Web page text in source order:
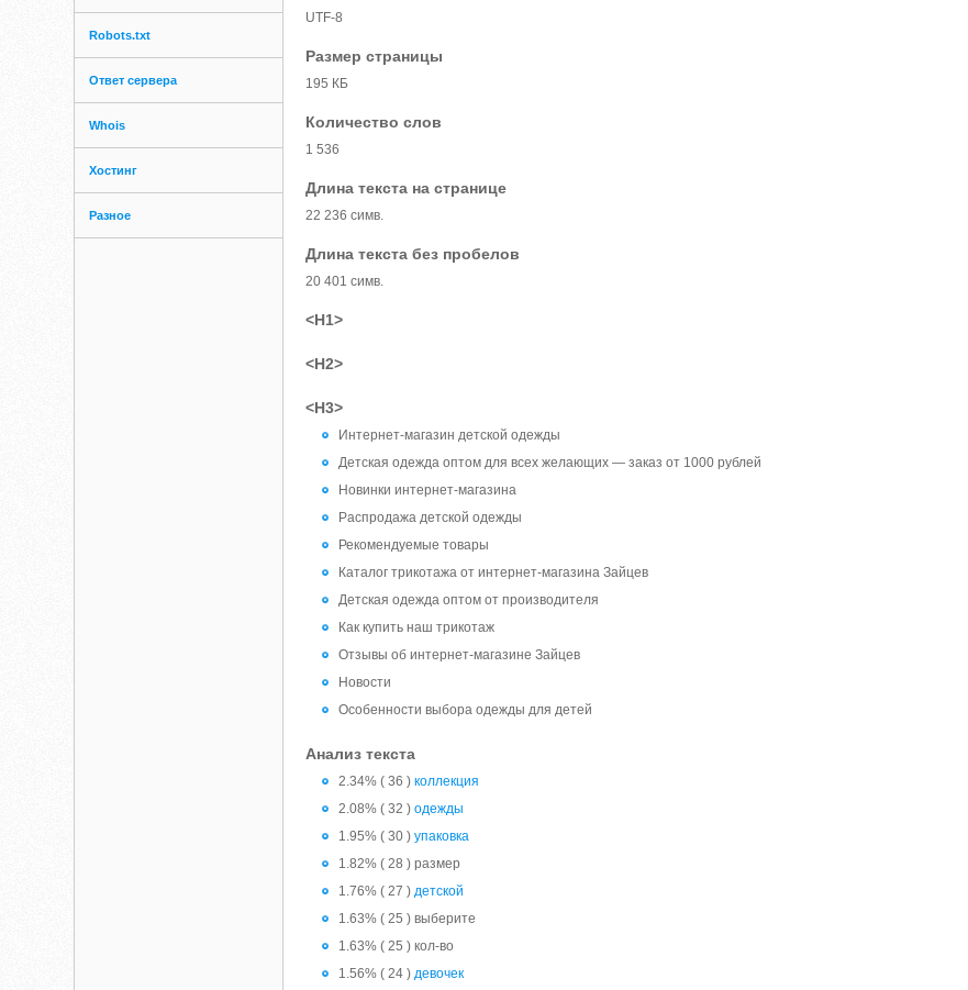
Robots.txt
Ответ сервера
Whois
Хостинг
Разное
UTF-8
Размер страницы
195 КБ
Количество слов
1 536
Длина текста на странице
22 236 симв.
Длина текста без пробелов
20 401 симв.
<H1>
<H2>
<H3>
Интернет-магазин детской одежды
Детская одежда оптом для всех желающих — заказ от 1000 рублей
Новинки интернет-магазина
Распродажа детской одежды
Рекомендуемые товары
Каталог трикотажа от интернет-магазина Зайцев
Детская одежда оптом от производителя
Как купить наш трикотаж
Отзывы об интернет-магазине Зайцев
Новости
Особенности выбора одежды для детей
Анализ текста
2.34% ( 36 )коллекция
2.08% ( 32 )одежды
1.95% ( 30 )упаковка
1.82% ( 28 ) размер
1.76% ( 27 )детской
1.63% ( 25 ) выберите
1.63% ( 25 ) кол-во
1.56% ( 24 )девочек